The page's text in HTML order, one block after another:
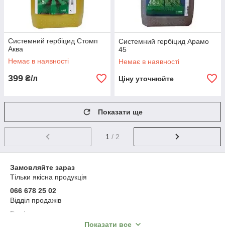
Системний гербіцид Стомп
Аква
Немає в наявності
399 ₴/л
Системний гербіцид Арамо
45
Немає в наявності
Ціну уточнюйте
Показати ще
1 / 2
Замовляйте зараз
Тільки якісна продукція
066 678 25 02
Відділ продажів
Варіанти оплати:
післяплата, онлайн-оплата, на рахунок ФОП без ПДВ
Показати все